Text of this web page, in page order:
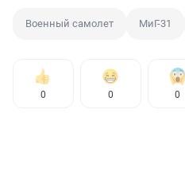
Военный самолет МиГ-31
0 0 0